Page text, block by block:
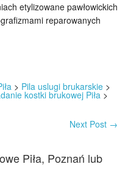
etylizowane pawłowickich
reparowanych
> Pila uslugi brukarskie >
kostki brukowej Piła >
Next Post →
Piła, Poznań lub